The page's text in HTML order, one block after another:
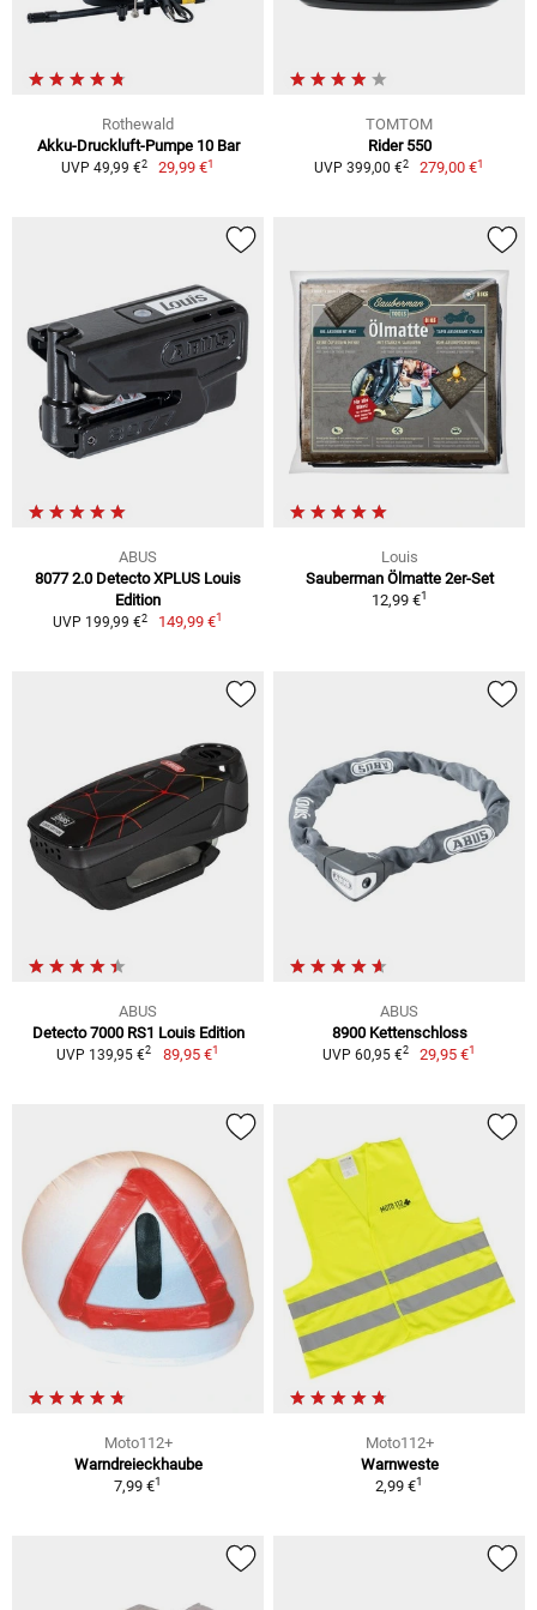
Rothewald
Akku-Druckluft-Pumpe 10 Bar
UVP 49,99 €2 29,99 €1
TOMTOM
Rider 550
UVP 399,00 €2 279,00 €1
ABUS
8077 2.0 Detecto XPLUS Louis
Edition
UVP 199,99 €2 149,99 €1
Louis
Sauberman Ölmatte 2er-Set
12,99 €1
ABUS
Detecto 7000 RS1 Louis Edition
UVP 139,95 €2 89,95 €1
ABUS
8900 Kettenschloss
UVP 60,95 €2 29,95 €1
Moto112+
Warndreieckhaube
7,99 €1
Moto112+
Warnweste
2,99 €1